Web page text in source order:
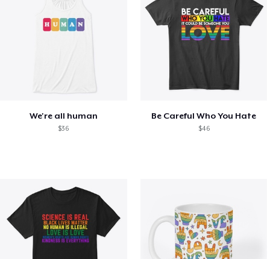
We're all human
$36
Be Careful Who You Hate
$46